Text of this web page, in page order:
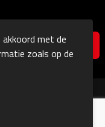
2026
met de
zoals op de